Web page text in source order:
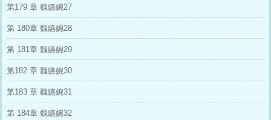
第179 章 魏嬿婉27
第 180章 魏嬿婉28
第 181章 魏嬿婉29
第182 章 魏嬿婉30
第183 章 魏嬿婉31
第 184章 魏嬿婉32